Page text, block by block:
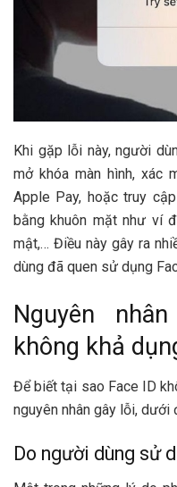
Khi gặp lỗi này, người
mở khóa màn hình, xác
Apple Pay, hoặc truy
bằng khuôn mặt như ví
mật,… Điều này gây ra
dùng đã quen sử dụng
Nguyên
không khả
Để biết tại sao Face ID
nguyên nhân gây lỗi,
Do người dùng sử